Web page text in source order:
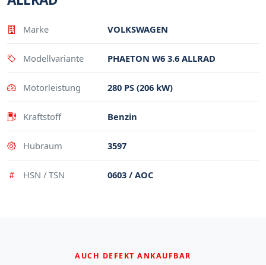
Eigenschaft
Marke VOLKSWAGEN
Modellvariante PHAETON W6 3.6 ALLRAD
Motorleistung 280 PS (206 kW)
Kraftstoff Benzin
Hubraum 3597
HSN / TSN 0603 / AOC
AUCH DEFEKT ANKAUFBAR